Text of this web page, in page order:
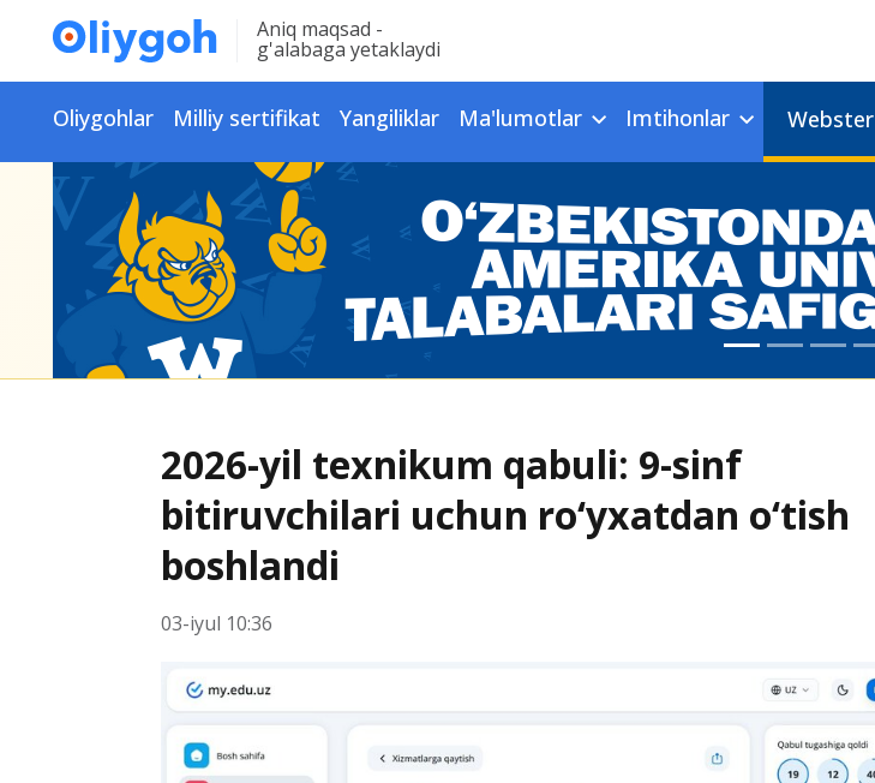
Aniq maqsad -
g'alabaga yetaklaydi
Oliygohlar Milliy sertifikat Yangiliklar Ma'lumotlar Imtihonlar Webster
2026-yil texnikum qabuli: 9-sinf
bitiruvchilari uchun ro‘yxatdan o‘tish
boshlandi
03-iyul 10:36